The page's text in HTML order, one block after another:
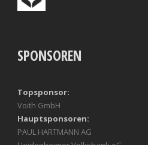
SPONSOREN
Topsponsor:
Voith GmbH
Hauptsponsoren:
PAUL HARTMANN AG